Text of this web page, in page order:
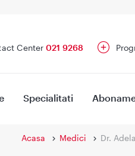
Center 021 9268
Specialitati
Acasa Medici Dr.